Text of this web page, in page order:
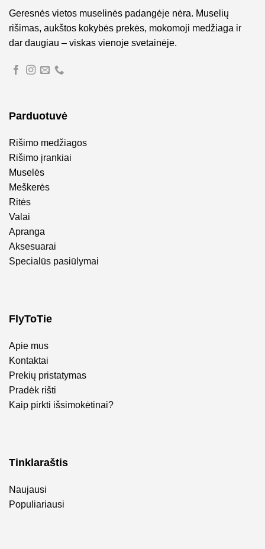
Geresnės vietos muselinės padangėje nėra. Muselių
rišimas, aukštos kokybės prekės, mokomoji medžiaga ir
dar daugiau – viskas vienoje svetainėje.
Parduotuvė
Rišimo medžiagos
Rišimo įrankiai
Muselės
Meškerės
Ritės
Valai
Apranga
Aksesuarai
Specialūs pasiūlymai
FlyToTie
Apie mus
Kontaktai
Prekių pristatymas
Pradėk rišti
Kaip pirkti išsimokėtinai?
Tinklaraštis
Naujausi
Populiariausi